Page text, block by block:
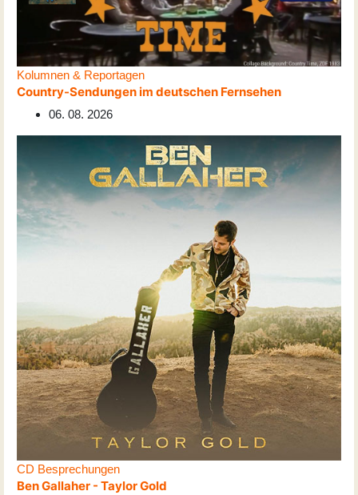
Kolumnen & Reportagen
Country-Sendungen im deutschen Fernsehen
06. 08. 2026
CD Besprechungen
Ben Gallaher - Taylor Gold